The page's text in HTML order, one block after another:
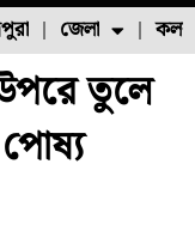
মাছ চাষ পোল্ট্রি চাষ
জেলা
উত্তর ২৪ পরগনা
তুলে